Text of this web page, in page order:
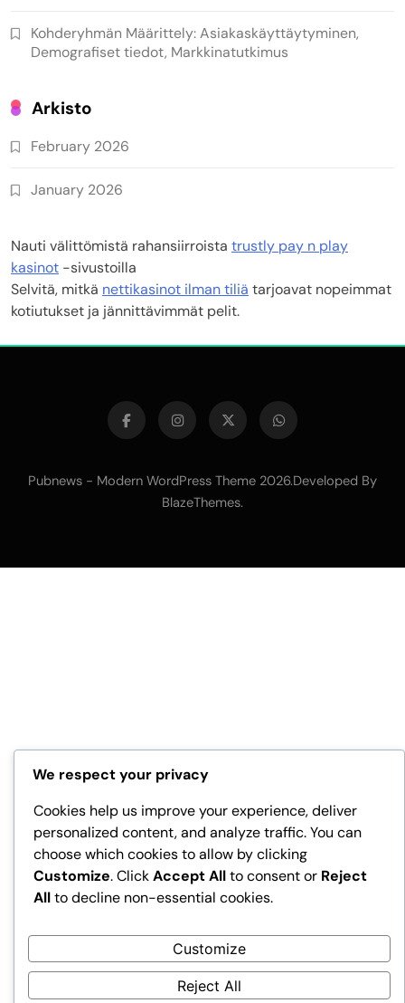
Kohderyhmän Määrittely: Asiakaskäyttäytyminen,
Demografiset tiedot, Markkinatutkimus
Arkisto
February 2026
January 2026
Nauti välittömistä rahansiirroista trustly pay n play
kasinot -sivustoilla
Selvitä, mitkä nettikasinot ilman tiliä tarjoavat nopeimmat
kotiutukset ja jännittävimmät pelit.
Pubnews - Modern WordPress Theme 2026.Developed By
BlazeThemes.
We respect your privacy
Cookies help us improve your experience, deliver
personalized content, and analyze traffic. You can
choose which cookies to allow by clicking
Customize. ClickAccept Allto consent or Reject
Allto decline non-essential cookies.
Customize
Reject All